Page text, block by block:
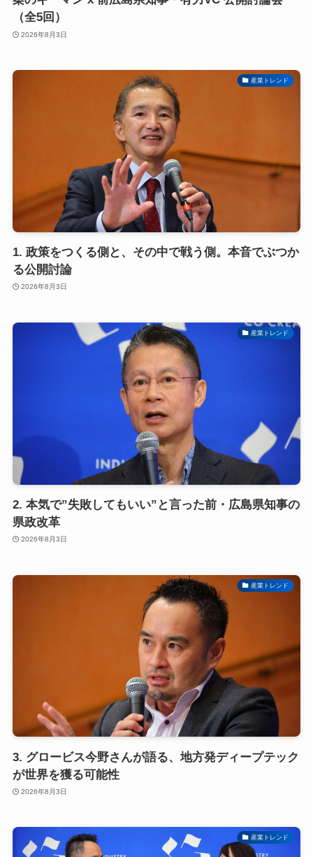
（全5回）
2026年8月3日
産業トレンド
1. 政策をつくる側と、その中で戦う側。本音でぶつか
る公開討論
2026年8月3日
産業トレンド
2. 本気で”失敗してもいい”と言った前・広島県知事の
県政改革
2026年8月3日
産業トレンド
3. グロービス今野さんが語る、地方発ディープテック
が世界を獲る可能性
2026年8月3日
産業トレンド